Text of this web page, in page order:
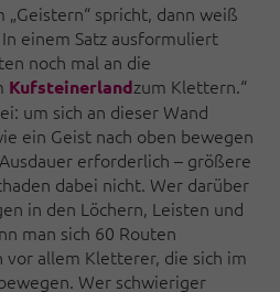
spricht, dann weiß
einem Satz ausformuliert
noch mal an die
Kufsteinerlandzum Klettern.“
um sich an dieser Wand
ein Geist nach oben bewegen
erforderlich – größere
dabei nicht. Wer darüber
in den Löchern, Leisten und
man sich 60 Routen
vor allem Kletterer, die sich im
Wer schwieriger